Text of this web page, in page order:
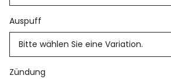
Auspuff
Bitte wählen Sie eine Variation.
Zündung